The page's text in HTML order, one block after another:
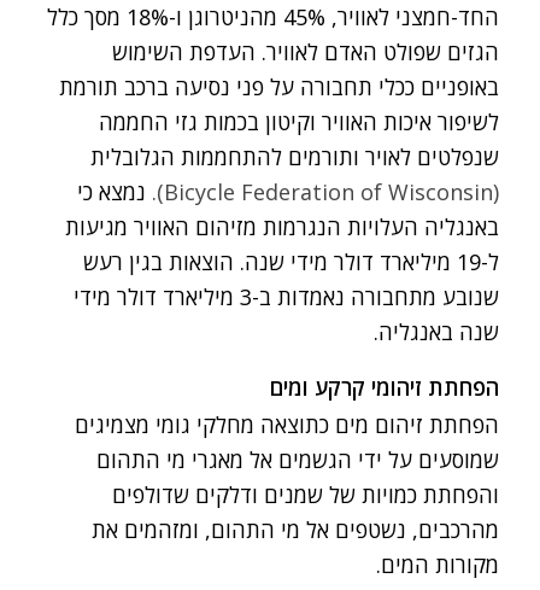
החד-חמצני לאוויר, 45% מהניטרוגן ו-18% מסך כלל
הגזים שפולט האדם לאוויר. העדפת השימוש
באופניים ככלי תחבורה על פני נסיעה ברכב תורמת
לשיפור איכות האוויר וקיטון בכמות גזי החממה
שנפלטים לאויר ותורמים להתחממות הגלובלית
(Bicycle Federation of Wisconsin).
נמצא כי
באנגליה העלויות הנגרמות מזיהום האוויר מגיעות
ל-19 מיליארד דולר מידי שנה. הוצאות בגין רעש
שנובע מתחבורה נאמדות ב-3 מיליארד דולר מידי
שנה באנגליה.
הפחתת זיהומי קרקע ומים
הפחתת זיהום מים כתוצאה מחלקי גומי מצמיגים
שמוסעים על ידי הגשמים אל מאגרי מי התהום
והפחתת כמויות של שמנים ודלקים שדולפים
מהרכבים, נשטפים אל מי התהום, ומזהמים את
מקורות המים.